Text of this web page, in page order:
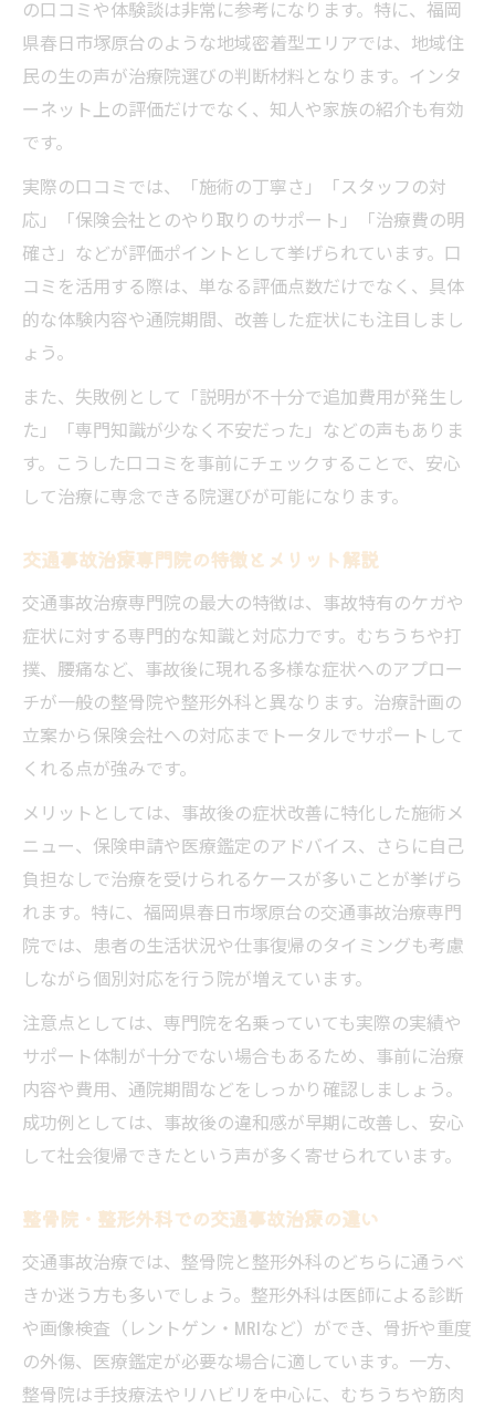
の口コミや体験談は非常に参考になります。特に、福岡
県春日市塚原台のような地域密着型エリアでは、地域住
民の生の声が治療院選びの判断材料となります。インタ
ーネット上の評価だけでなく、知人や家族の紹介も有効
です。
実際の口コミでは、「施術の丁寧さ」「スタッフの対
応」「保険会社とのやり取りのサポート」「治療費の明
確さ」などが評価ポイントとして挙げられています。口
コミを活用する際は、単なる評価点数だけでなく、具体
的な体験内容や通院期間、改善した症状にも注目しまし
ょう。
また、失敗例として「説明が不十分で追加費用が発生し
た」「専門知識が少なく不安だった」などの声もありま
す。こうした口コミを事前にチェックすることで、安心
して治療に専念できる院選びが可能になります。
交通事故治療専門院の特徴とメリット解説
交通事故治療専門院の最大の特徴は、事故特有のケガや
症状に対する専門的な知識と対応力です。むちうちや打
撲、腰痛など、事故後に現れる多様な症状へのアプロー
チが一般の整骨院や整形外科と異なります。治療計画の
立案から保険会社への対応までトータルでサポートして
くれる点が強みです。
メリットとしては、事故後の症状改善に特化した施術メ
ニュー、保険申請や医療鑑定のアドバイス、さらに自己
負担なしで治療を受けられるケースが多いことが挙げら
れます。特に、福岡県春日市塚原台の交通事故治療専門
院では、患者の生活状況や仕事復帰のタイミングも考慮
しながら個別対応を行う院が増えています。
注意点としては、専門院を名乗っていても実際の実績や
サポート体制が十分でない場合もあるため、事前に治療
内容や費用、通院期間などをしっかり確認しましょう。
成功例としては、事故後の違和感が早期に改善し、安心
して社会復帰できたという声が多く寄せられています。
整骨院・整形外科での交通事故治療の違い
交通事故治療では、整骨院と整形外科のどちらに通うべ
きか迷う方も多いでしょう。整形外科は医師による診断
や画像検査（レントゲン・MRIなど）ができ、骨折や重度
の外傷、医療鑑定が必要な場合に適しています。一方、
整骨院は手技療法やリハビリを中心に、むちうちや筋肉